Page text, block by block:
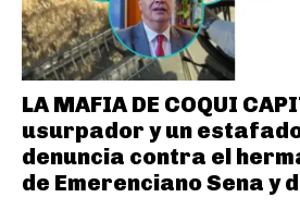
LA MAFIA DE COQUI
usurpador y un
denuncia contra el
de Emerenciano Sena y